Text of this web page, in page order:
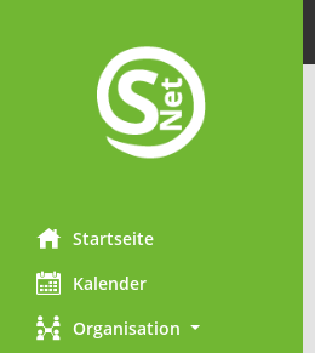
Startseite
Kalender
Organisation